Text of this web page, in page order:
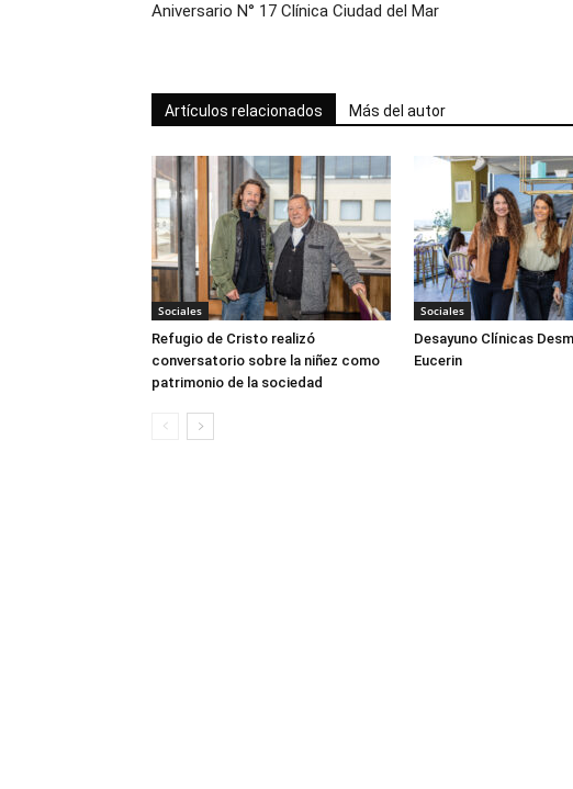
Aniversario N° 17 Clínica Ciudad del Mar
Artículos relacionados Más del autor
Sociales
Refugio de Cristo realizó
conversatorio sobre la niñez como
patrimonio de la sociedad
Sociales
Desayuno Clínicas
Eucerin